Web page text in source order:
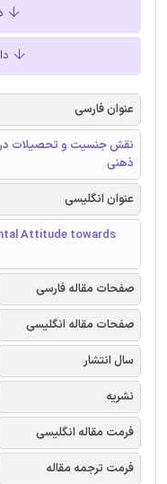
عنوان فارسی
نقش جنسیت و تحصیلات
ذهنی
عنوان انگلیسی
Attitude towards
صفحات مقاله فارسی
صفحات مقاله انگلیسی
سال انتشار
نشریه
فرمت مقاله انگلیسی
فرمت ترجمه مقاله